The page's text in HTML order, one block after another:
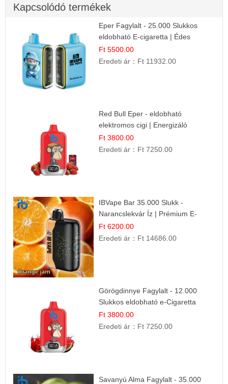
Kapcsolódó termékek
Eper Fagylalt - 25.000 Slukkos
eldobható E-cigaretta | Édes
Desszert Íz
Ft 5500.00
Eredeti ár： Ft 11932.00
Red Bull Eper - eldobható
elektromos cigi | Energizáló
Gyümölcs Íz
Ft 3800.00
Eredeti ár： Ft 7250.00
IBVape Bar 35.000 Slukk -
Narancslekvár Íz | Prémium E-
cigaretta
Ft 6200.00
Eredeti ár： Ft 14686.00
Görögdinnye Fagylalt - 12.000
Slukkos eldobható e-Cigaretta
Ft 3800.00
Eredeti ár： Ft 7250.00
Savanyú Alma Fagylalt - 35.000